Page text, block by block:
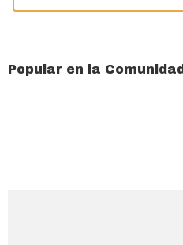
Popular en la Comunidad